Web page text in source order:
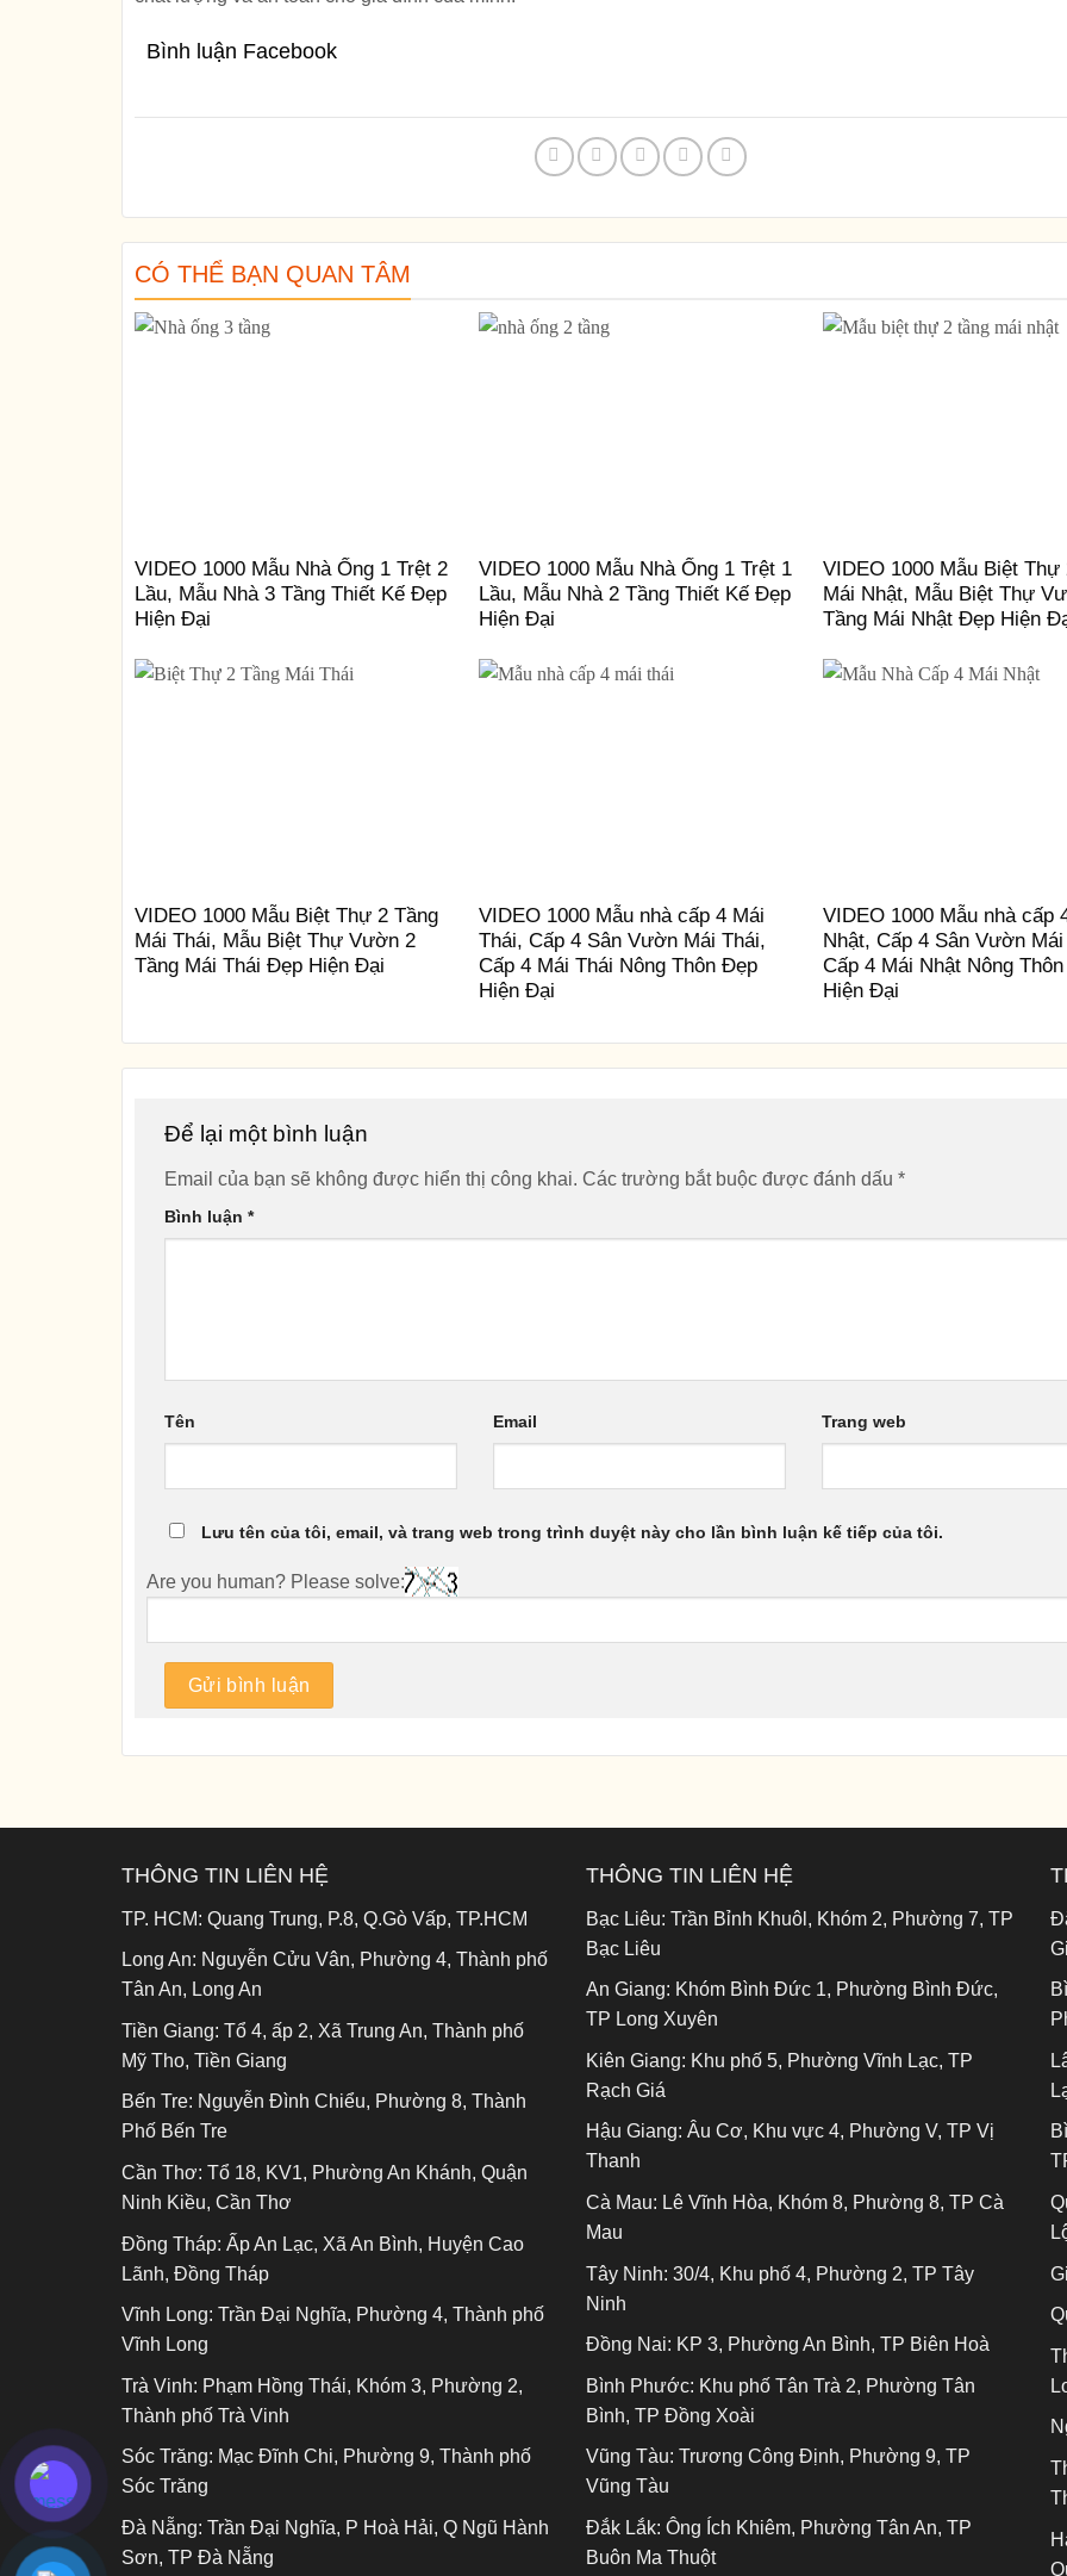
Bình luận Facebook
CÓ THỂ BẠN QUAN TÂM
VIDEO 1000 Mẫu Nhà Ống 1 Trệt 2
Lầu, Mẫu Nhà 3 Tầng Thiết Kế Đẹp
Hiện Đại
VIDEO 1000 Mẫu Nhà Ống 1 Trệt 1
Lầu, Mẫu Nhà 2 Tầng Thiết Kế Đẹp
Hiện Đại
VIDEO 1000 Mẫu Biệt Thự
Mái Nhật, Mẫu Biệt Thự
Tầng Mái Nhật Đẹp Hiện
VIDEO 1000 Mẫu Biệt Thự 2 Tầng
Mái Thái, Mẫu Biệt Thự Vườn 2
Tầng Mái Thái Đẹp Hiện Đại
VIDEO 1000 Mẫu nhà cấp 4 Mái
Thái, Cấp 4 Sân Vườn Mái Thái,
Cấp 4 Mái Thái Nông Thôn Đẹp
Hiện Đại
VIDEO 1000 Mẫu nhà cấp
Nhật, Cấp 4 Sân Vườn
Cấp 4 Mái Nhật Nông
Hiện Đại
Để lại một bình luận
Email của bạn sẽ không được hiển thị công khai. Các trường bắt buộc được đánh dấu *
Bình luận *
Tên Email Trang web
Lưu tên của tôi, email, và trang web trong trình duyệt này cho lần bình luận kế tiếp của tôi.
Are you human? Please solve:
THÔNG TIN LIÊN HỆ
TP. HCM: Quang Trung, P.8, Q.Gò Vấp, TP.HCM
Long An: Nguyễn Cửu Vân, Phường 4, Thành phố
Tân An, Long An
Tiền Giang: Tổ 4, ấp 2, Xã Trung An, Thành phố
Mỹ Tho, Tiền Giang
Bến Tre: Nguyễn Đình Chiểu, Phường 8, Thành
Phố Bến Tre
Cần Thơ: Tổ 18, KV1, Phường An Khánh, Quận
Ninh Kiều, Cần Thơ
Đồng Tháp: Ấp An Lạc, Xã An Bình, Huyện Cao
Lãnh, Đồng Tháp
Vĩnh Long: Trần Đại Nghĩa, Phường 4, Thành phố
Vĩnh Long
Trà Vinh: Phạm Hồng Thái, Khóm 3, Phường 2,
Thành phố Trà Vinh
Sóc Trăng: Mạc Đĩnh Chi, Phường 9, Thành phố
Sóc Trăng
Đà Nẵng: Trần Đại Nghĩa, P Hoà Hải, Q Ngũ Hành
Sơn, TP Đà Nẵng
THÔNG TIN LIÊN HỆ
Bạc Liêu: Trần Bỉnh Khuôl, Khóm 2, Phường 7, TP
Bạc Liêu
An Giang: Khóm Bình Đức 1, Phường Bình Đức,
TP Long Xuyên
Kiên Giang: Khu phố 5, Phường Vĩnh Lạc, TP
Rạch Giá
Hậu Giang: Âu Cơ, Khu vực 4, Phường V, TP Vị
Thanh
Cà Mau: Lê Vĩnh Hòa, Khóm 8, Phường 8, TP Cà
Mau
Tây Ninh: 30/4, Khu phố 4, Phường 2, TP Tây
Ninh
Đồng Nai: KP 3, Phường An Bình, TP Biên Hoà
Bình Phước: Khu phố Tân Trà 2, Phường Tân
Bình, TP Đồng Xoài
Vũng Tàu: Trương Công Định, Phường 9, TP
Vũng Tàu
Đắk Lắk: Ông Ích Khiêm, Phường Tân An, TP
Buôn Ma Thuột